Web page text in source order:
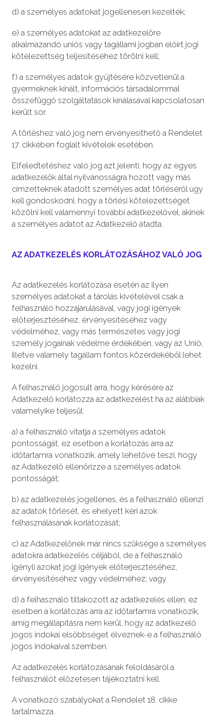
d) a személyes adatokat jogellenesen kezelték;
e) a személyes adatokat az adatkezelőre
alkalmazandó uniós vagy tagállami jogban előírt jogi
kötelezettség teljesítéséhez törölni kell;
f) a személyes adatok gyűjtésére közvetlenül a
gyermeknek kínált, információs társadalommal
összefüggő szolgáltatások kínálásával kapcsolatosan
került sor.
A törléshez való jog nem érvényesíthető a Rendelet
17. cikkében foglalt kivételek esetében.
Elfeledtetéshez való jog azt jelenti, hogy az egyes
adatkezelők által nyilvánosságra hozott vagy más
címzetteknek átadott személyes adat törléséről úgy
kell gondoskodni, hogy a törlési kötelezettséget
közölni kell valamennyi további adatkezelővel, akinek
a személyes adatot az Adatkezelő átadta.
AZ ADATKEZELÉS KORLÁTOZÁSÁHOZ VALÓ JOG
Az adatkezelés korlátozása esetén az ilyen
személyes adatokat a tárolás kivételével csak a
felhasználó hozzájárulásával, vagy jogi igények
előterjesztéséhez, érvényesítéséhez vagy
védelméhez, vagy más természetes vagy jogi
személy jogainak védelme érdekében, vagy az Unió,
illetve valamely tagállam fontos közérdekéből lehet
kezelni.
A felhasználó jogosult arra, hogy kérésére az
Adatkezelő korlátozza az adatkezelést ha az alábbiak
valamelyike teljesül:
a) a felhasználó vitatja a személyes adatok
pontosságát, ez esetben a korlátozás arra az
időtartamra vonatkozik, amely lehetővé teszi, hogy
az Adatkezelő ellenőrizze a személyes adatok
pontosságát;
b) az adatkezelés jogellenes, és a felhasználó ellenzi
az adatok törlését, és ehelyett kéri azok
felhasználásának korlátozását;
c) az Adatkezelőnek már nincs szüksége a személyes
adatokra adatkezelés céljából, de a felhasználó
igényli azokat jogi igények előterjesztéséhez,
érvényesítéséhez vagy védelméhez; vagy
d) a felhasználó tiltakozott az adatkezelés ellen; ez
esetben a korlátozás arra az időtartamra vonatkozik,
amíg megállapításra nem kerül, hogy az adatkezelő
jogos indokai elsőbbséget élveznek-e a felhasználó
jogos indokaival szemben.
Az adatkezelés korlátozásának feloldásáról a
felhasználót előzetesen tájékoztatni kell.
A vonatkozó szabályokat a Rendelet 18. cikke
tartalmazza.